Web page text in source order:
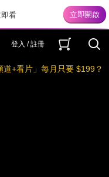
看
登入 / 註冊
道+看片」每月只要 $199？